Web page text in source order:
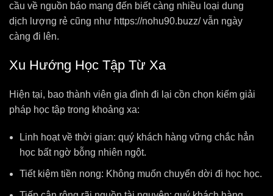
cầu về nguồn báo mang đến biết càng nhiều loại dung
dịch lượng rẻ cũng như https://nohu90.buzz/ vẫn ngày
càng đi lên.
Xu Hướng Học Tập Từ Xa
Hiện tại, bao thành viên gia đình đi lại cồn chọn kiếm giải
pháp học tập trong khoảng xa:
Linh hoạt về thời gian: quý khách hàng vững chắc hẳn
học bất ngờ bỗng nhiên ngột.
Tiết kiệm tiền nong: Không muốn chuyển dời đi học học.